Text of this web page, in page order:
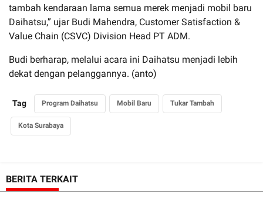
tambah kendaraan lama semua merek menjadi mobil baru
Daihatsu,” ujar Budi Mahendra, Customer Satisfaction &
Value Chain (CSVC) Division Head PT ADM.
Budi berharap, melalui acara ini Daihatsu menjadi lebih
dekat dengan pelanggannya. (anto)
Tag Program Daihatsu Mobil Baru Tukar Tambah
Kota Surabaya
BERITA TERKAIT